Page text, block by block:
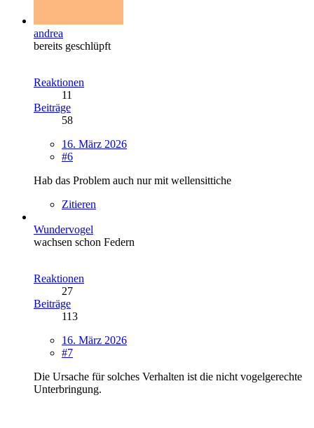
andrea
bereits geschlüpft
Reaktionen
11
Beiträge
58
16. März 2026
#6
Hab das Problem auch nur mit wellensittiche
Zitieren
Wundervogel
wachsen schon Federn
Reaktionen
27
Beiträge
113
16. März 2026
#7
Die Ursache für solches Verhalten ist die nicht vogelgerechte
Unterbringung.